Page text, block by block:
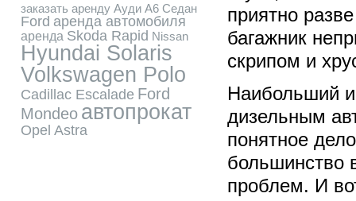
заказать аренду Ауди А6 Седан
Ford аренда автомобиля
аренда Skoda Rapid Nissan
Hyundai Solaris
Volkswagen Polo
Cadillac Escalade Ford
Mondeo автопрокат
Opel Astra
приятно
багажник
скрипом и
Наибольший
дизельным
понятное
большинство
проблем. И